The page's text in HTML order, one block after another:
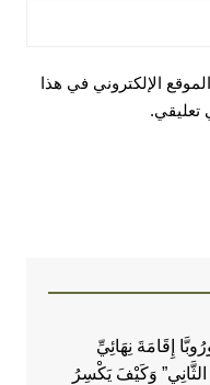
الإلكتروني في هذا
تعليقي.
إِقَامَةَ نِهَائِيِّ
الثَّانِي” وَكَيْفَ يَكْسِرُ